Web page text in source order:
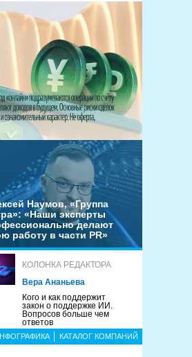
Наумов, «Группа
«Наши эксперты
делают
работу в части PR»
КОЛОНКА РЕДАКТОРА
Вера Ананьева
Кого и как поддержит
закон о поддержке ИИ.
Вопросов больше чем
ответов
КАТАЛОГ КОМПАНИЙ